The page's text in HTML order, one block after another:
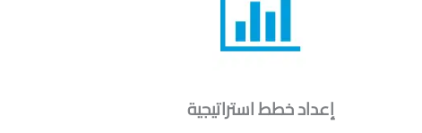
إعداد خطط استراتيجية